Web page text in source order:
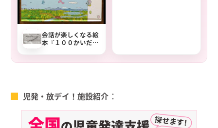
会話が楽しくなる絵
本『１００かいだて
児発・放デイ！施設紹介